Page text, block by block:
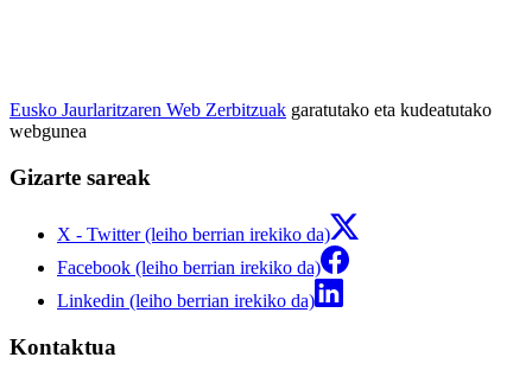
Eusko Jaurlaritzaren Web Zerbitzuak garatutako eta kudeatutako
webgunea
Gizarte sareak
X - Twitter (leiho berrian irekiko da)
Facebook (leiho berrian irekiko da)
Linkedin (leiho berrian irekiko da)
Kontaktua